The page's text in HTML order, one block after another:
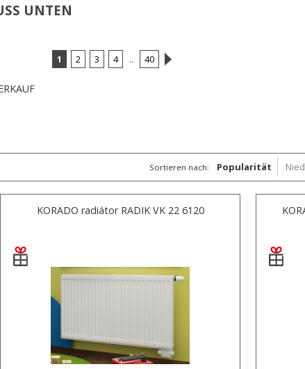
UNTEN
1 2 3 4 .. 40
Sortieren nach: Popularität
KORADO radiátor RADIK VK 22 6120